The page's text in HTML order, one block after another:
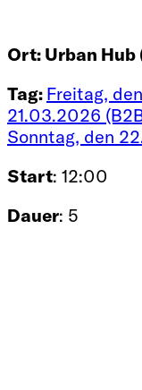
Ort: Urban Hub
Tag: Freitag,
21.03.2026
Sonntag, den
Start: 12:00
Dauer: 5